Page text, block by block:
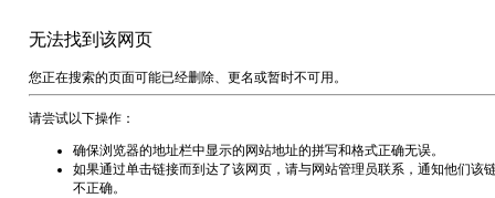
无法找到该网页
您正在搜索的页面可能已经删除、更名或暂时不可用。
请尝试以下操作：
确保浏览器的地址栏中显示的网站地址的拼写和格式正确无误。
如果通过单击链接而到达了该网页，请与网站管理员联系，通知他们该
不正确。